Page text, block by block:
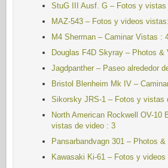
StuG III Ausf. G – Fotos y vistas
MAZ-543 – Fotos y videos
M4 Sherman – Caminar Vistas :
Douglas F4D Skyray – Photos &
Jagdpanther – Paseo alrededor
Bristol Blenheim Mk IV –
Sikorsky JRS-1 – Fotos y vistas
North American Rockwell OV-10
vistas de video : 3
Pansarbandvagn 301 – Photos
Kawasaki Ki-61 – Fotos y